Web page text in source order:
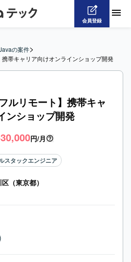
会員登録
の案件>
携帯キャリア向けオンラインショップ開発
ルリモート】携帯キャ
ンショップ開発
円/月
スタックエンジニア
（東京都）